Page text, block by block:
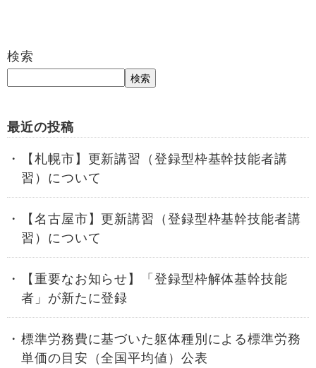
検索
検索
最近の投稿
【札幌市】更新講習（登録型枠基幹技能者講
習）について
【名古屋市】更新講習（登録型枠基幹技能者講
習）について
【重要なお知らせ】「登録型枠解体基幹技能
者」が新たに登録
標準労務費に基づいた躯体種別による標準労務
単価の目安（全国平均値）公表